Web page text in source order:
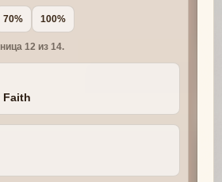
70% 100%
12 из 14.
Faith